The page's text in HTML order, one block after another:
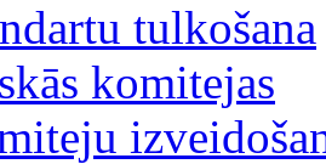
tulkošana
komitejas